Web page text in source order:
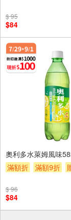
$ 95
$84
奧利多水萊姆風味
滿額折
滿額9折
$ 96
$84